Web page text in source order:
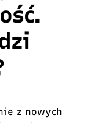
z nowych